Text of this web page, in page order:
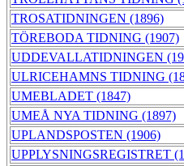
TROSATIDNINGEN (1896)
TÖREBODA TIDNING (1907)
UDDEVALLATIDNINGEN
ULRICEHAMNS TIDNING
UMEBLADET (1847)
UMEÅ NYA TIDNING (1897)
UPLANDSPOSTEN (1906)
UPPLYSNINGSREGISTRET